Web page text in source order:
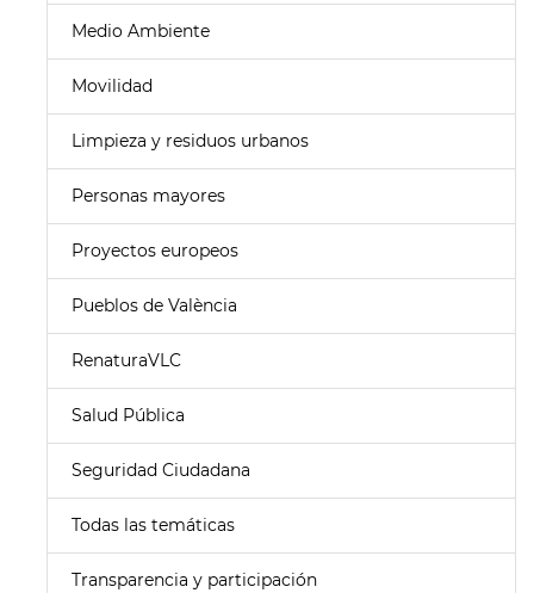
Medio Ambiente
Movilidad
Limpieza y residuos urbanos
Personas mayores
Proyectos europeos
Pueblos de València
RenaturaVLC
Salud Pública
Seguridad Ciudadana
Todas las temáticas
Transparencia y participación